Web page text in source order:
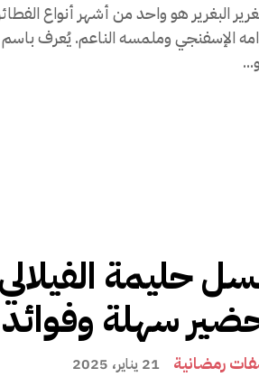
البغرير البغرير هو واحد من أشهر أنواع
الإسفنجي وملمسه الناعم. يُعرف
حليمة
سهلة
رمضانية 21 يناير، 2025